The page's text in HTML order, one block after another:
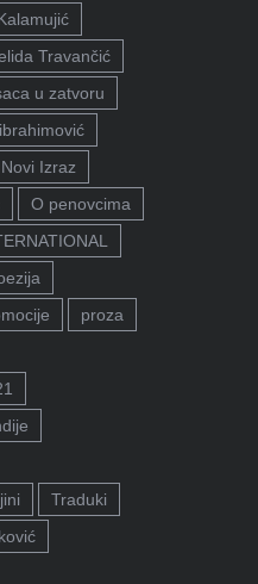
Travančić
u zatvoru
Novi Izraz
O penovcima
proza
Traduki